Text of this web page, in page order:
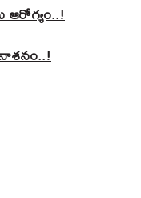
ఆరోగ్యం..!